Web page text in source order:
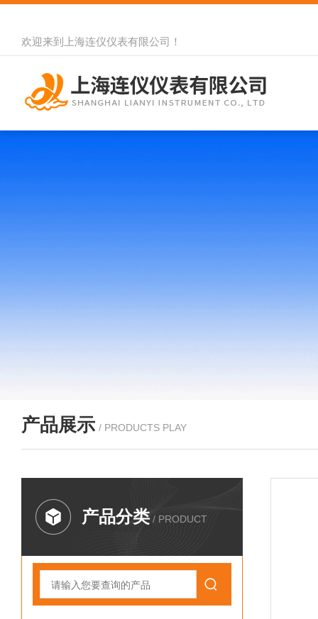
欢迎来到 上海连仪仪表有限公司 ！
产品展示 / PRODUCTS PLAY
产品分类 / PRODUCT